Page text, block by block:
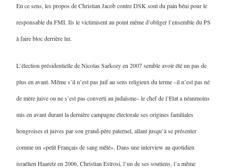
En ce sens, les propos de Christian Jacob contre DSK sont du pain béni pour le
responsable du FMI. Ils le victimisent au point même d’obliger l’ensemble du PS
à faire bloc derrière lui.
L’élection présidentielle de Nicolas Sarkozy en 2007 semble avoir été un pas de
plus en avant. Même s’il n’est pas juif au sens religieux du terme –il n’est pas né
de mère juive ou ne s’est pas converti au judaïsme– le chef de l’Etat a néanmoins
mis en avant durant la dernière campagne électorale ses origines familiales
hongroises et juives par son grand-père paternel, allant jusqu’à se présenter
comme un «petit Français de sang mêlé». Dans une interview au quotidien
israélien Haaretz en 2006, Christian Estrosi, l’un de ses soutiens, l’a même